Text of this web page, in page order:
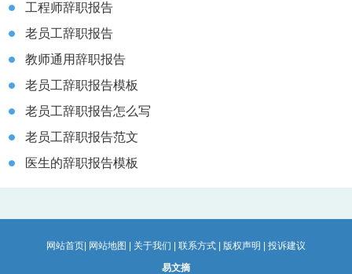
工程师辞职报告
老员工辞职报告
教师通用辞职报告
老员工辞职报告模板
老员工辞职报告怎么写
老员工辞职报告范文
医生的辞职报告模板
网站首页 网站地图 关于我们 联系方式 版权声明
投诉建议
易文摘